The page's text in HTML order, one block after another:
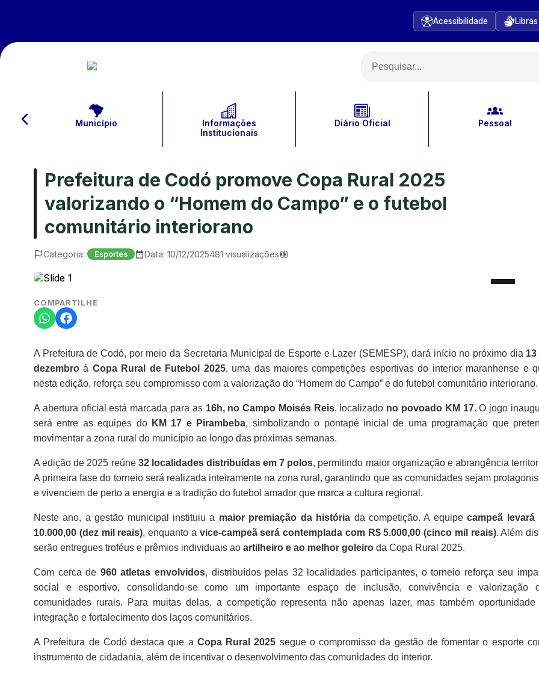
Acessibilidade Libras
Município
Informações
Institucionais
Diário Oficial Pessoal
Prefeitura de Codó promove Copa Rural 2025
valorizando o “Homem do Campo” e o futebol
comunitário interiorano
Categoria: Esportes Data: 10/12/2025481 visualizações
COMPARTILHE
A Prefeitura de Codó, por meio da Secretaria Municipal de Esporte e Lazer (SEMESP), dará início no próximo dia
dezembro à Copa Rural de Futebol 2025, uma das maiores competições esportivas do interior maranhense e
nesta edição, reforça seu compromisso com a valorização do “Homem do Campo” e do futebol comunitário interiorano.
A abertura oficial está marcada para as 16h, no Campo Moisés Reis, localizado no povoado KM 17. O jogo
será entre as equipes do KM 17 e Pirambeba, simbolizando o pontapé inicial de uma programação que
movimentar a zona rural do município ao longo das próximas semanas.
A edição de 2025 reúne 32 localidades distribuídas em 7 polos, permitindo maior organização e abrangência
A primeira fase do torneio será realizada inteiramente na zona rural, garantindo que as comunidades sejam
e vivenciem de perto a energia e a tradição do futebol amador que marca a cultura regional.
Neste ano, a gestão municipal instituiu a maior premiação da história da competição. A equipecampeã levará
10.000,00 (dez mil reais), enquanto a vice-campeã será contemplada com R$ 5.000,00 (cinco mil reais). Além
serão entregues troféus e prêmios individuais ao artilheiro e ao melhor goleiro da Copa Rural 2025.
Com cerca de 960 atletas envolvidos, distribuídos pelas 32 localidades participantes, o torneio reforça seu
social e esportivo, consolidando-se como um importante espaço de inclusão, convivência e valorização
comunidades rurais. Para muitas delas, a competição representa não apenas lazer, mas também oportunidade
integração e fortalecimento dos laços comunitários.
A Prefeitura de Codó destaca que a Copa Rural 2025 segue o compromisso da gestão de fomentar o esporte
instrumento de cidadania, além de incentivar o desenvolvimento das comunidades do interior.